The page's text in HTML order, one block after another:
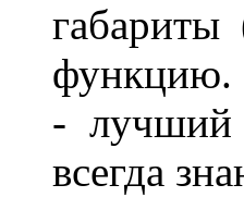
функцию.
- лучший
всегда